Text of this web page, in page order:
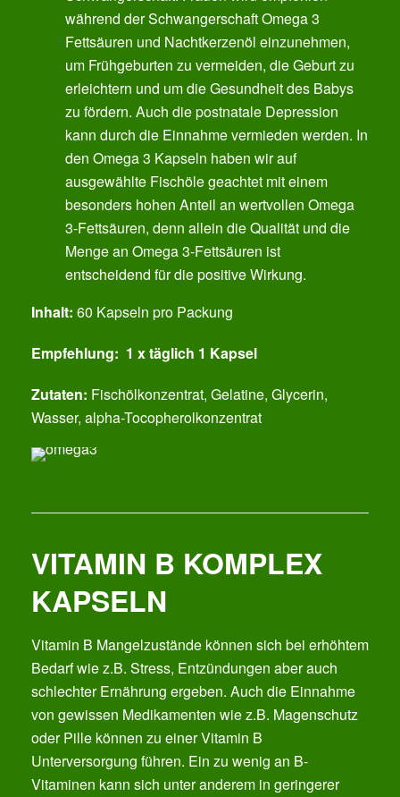
während der Schwangerschaft Omega 3
Fettsäuren und Nachtkerzenöl einzunehmen,
um Frühgeburten zu vermeiden, die Geburt zu
erleichtern und um die Gesundheit des Babys
zu fördern. Auch die postnatale Depression
kann durch die Einnahme vermieden werden. In
den Omega 3 Kapseln haben wir auf
ausgewählte Fischöle geachtet mit einem
besonders hohen Anteil an wertvollen Omega
3-Fettsäuren, denn allein die Qualität und die
Menge an Omega 3-Fettsäuren ist
entscheidend für die positive Wirkung.
Inhalt: 60 Kapseln pro Packung
Empfehlung: 1 x täglich 1 Kapsel
Zutaten: Fischölkonzentrat, Gelatine, Glycerin,
Wasser, alpha-Tocopherolkonzentrat
VITAMIN B KOMPLEX
KAPSELN
Vitamin B Mangelzustände können sich bei erhöhtem
Bedarf wie z.B. Stress, Entzündungen aber auch
schlechter Ernährung ergeben. Auch die Einnahme
von gewissen Medikamenten wie z.B. Magenschutz
oder Pille können zu einer Vitamin B
Unterversorgung führen. Ein zu wenig an B-
Vitaminen kann sich unter anderem in geringerer